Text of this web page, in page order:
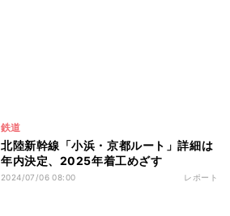
鉄道
北陸新幹線「小浜・京都ルート」詳細は
年内決定、2025年着工めざす
2024/07/06 08:00 レポート